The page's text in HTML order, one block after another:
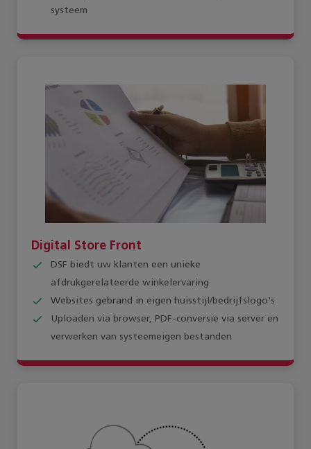
systeem
Digital Store Front
DSF biedt uw klanten een unieke
afdrukgerelateerde winkelervaring
Websites gebrand in eigen huisstijl/bedrijfslogo's
Uploaden via browser, PDF-conversie via server en
verwerken van systeemeigen bestanden